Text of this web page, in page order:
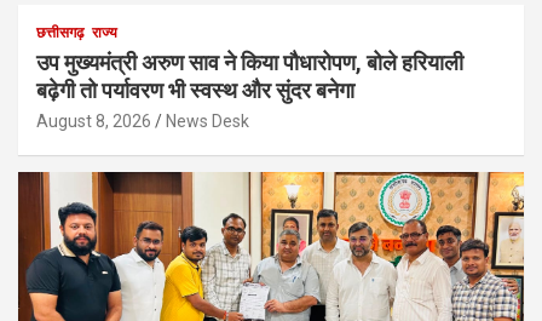
छत्तीसगढ़ राज्य
उप मुख्यमंत्री अरुण साव ने किया पौधारोपण, बोले हरियाली
बढ़ेगी तो पर्यावरण भी स्वस्थ और सुंदर बनेगा
August 8, 2026 News Desk